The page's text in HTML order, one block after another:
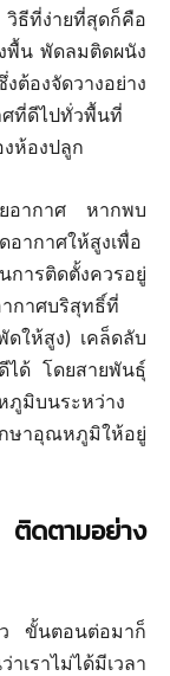
ธีที่ง่ายที่สุดก็คือ
พื้น พัดลมติดผนัง
องจัดวางอย่าง
ศที่ดีไปทั่วพื้นที่
ห้องปลูก
ยอากาศ หากพบ
ากาศให้สูงเพื่อ
ารติดตั้งควรอยู่
กาศบริสุทธิ์ที่
ดให้สูง) เคล็ดลับ
ได้ โดยสายพันธุ์
ภูมิบนระหว่าง
ษาอุณหภูมิให้อยู่
ดตามอย่าง
ว ขั้นตอนต่อมาก็
ราไม่ได้มีเวลา